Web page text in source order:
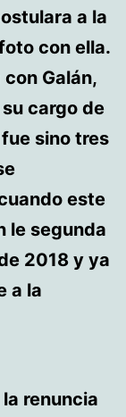
a la
con ella.
Galán,
cargo de
sino tres
este
le segunda
2018 y ya
a la
renuncia